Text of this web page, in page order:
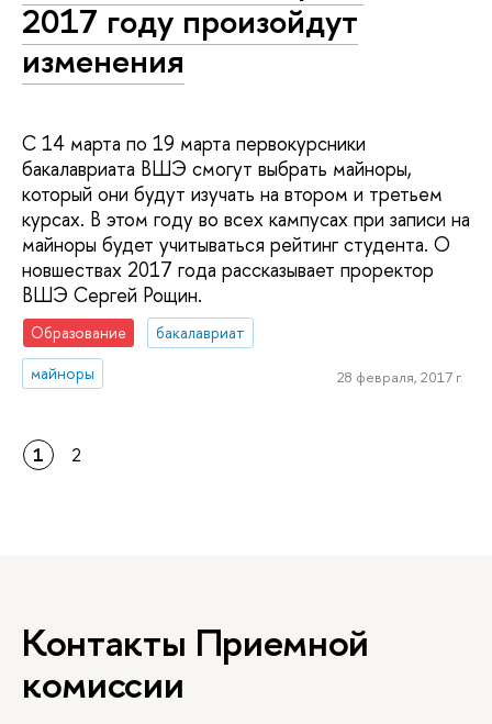
2017 году произойдут
изменения
С 14 марта по 19 марта первокурсники
бакалавриата ВШЭ смогут выбрать майноры,
который они будут изучать на втором и третьем
курсах. В этом году во всех кампусах при записи на
майноры будет учитываться рейтинг студента. О
новшествах 2017 года рассказывает проректор
ВШЭ Сергей Рощин.
Образование
бакалавриат
майноры
28 февраля, 2017 г.
1 2
Контакты Приемной
комиссии